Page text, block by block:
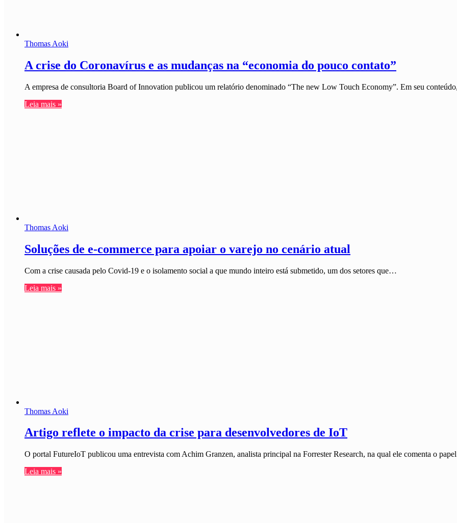
Thomas Aoki
A crise do Coronavírus e as mudanças na “economia do pouco contato”
A empresa de consultoria Board of Innovation publicou um relatório denominado “The new Low Touch Economy”. Em seu
Leia mais »
Thomas Aoki
Soluções de e-commerce para apoiar o varejo no cenário atual
Com a crise causada pelo Covid-19 e o isolamento social a que mundo inteiro está submetido, um dos setores que…
Leia mais »
Thomas Aoki
Artigo reflete o impacto da crise para desenvolvedores de IoT
O portal FutureIoT publicou uma entrevista com Achim Granzen, analista principal na Forrester Research, na qual ele comenta o
Leia mais »